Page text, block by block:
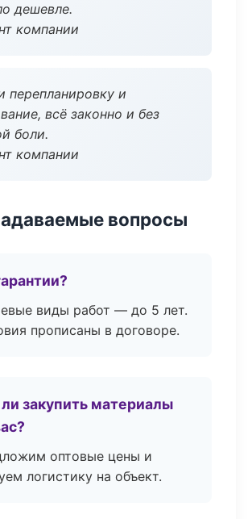
дешевле.
компании
перепланировку и
всё законно и без
боли.
компании
вопросы
виды работ — до 5 лет.
прописаны в договоре.
закупить материалы
оптовые цены и
логистику на объект.